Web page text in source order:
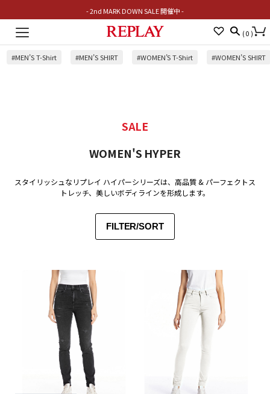
- 2nd MARK DOWN SALE 開催中 -
Toggle
( 0 )
#MEN’S T-Shirt #MEN’S SHIRT #WOMEN’S T-Shirt #WOMEN’S SHIRT
SALE
WOMEN'S HYPER
スタイリッシュなリプレイ ハイパーシリーズは、高品質 & パーフェクトス
トレッチ、美しいボディラインを形成します。
FILTER/SORT